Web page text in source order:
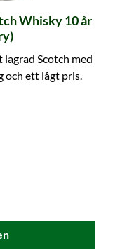
Whisky 10 år
Scotch med
och ett lågt pris.